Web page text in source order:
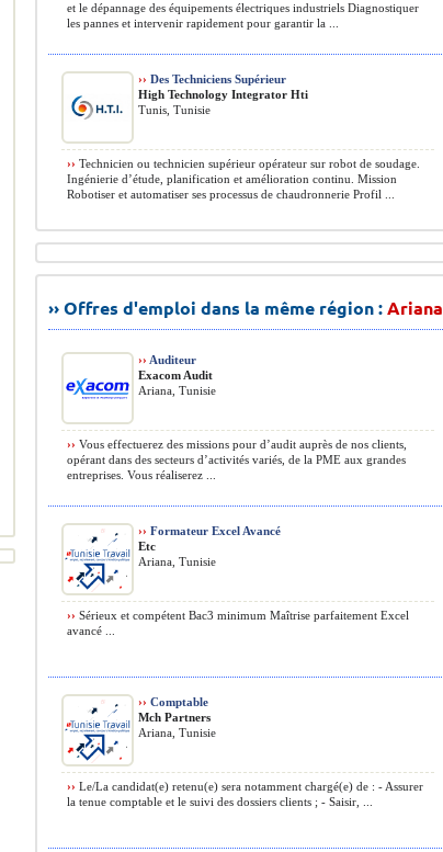
et le dépannage des équipements électriques industriels Diagnostiquer
les pannes et intervenir rapidement pour garantir la ...
›› Des Techniciens Supérieur
High Technology Integrator Hti
Tunis, Tunisie
›› Technicien ou technicien supérieur opérateur sur robot de soudage.
Ingénierie d’étude, planification et amélioration continu. Mission
Robotiser et automatiser ses processus de chaudronnerie Profil ...
›› Offres d'emploi dans la même région :Ariana
›› Auditeur
Exacom Audit
Ariana, Tunisie
›› Vous effectuerez des missions pour d’audit auprès de nos clients,
opérant dans des secteurs d’activités variés, de la PME aux grandes
entreprises. Vous réaliserez ...
›› Formateur Excel Avancé
Etc
Ariana, Tunisie
›› Sérieux et compétent Bac3 minimum Maîtrise parfaitement Excel
avancé ...
›› Comptable
Mch Partners
Ariana, Tunisie
›› Le/La candidat(e) retenu(e) sera notamment chargé(e) de : - Assurer
la tenue comptable et le suivi des dossiers clients ; - Saisir, ...